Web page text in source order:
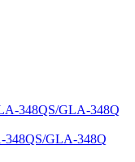
348QS/GLA-348Q